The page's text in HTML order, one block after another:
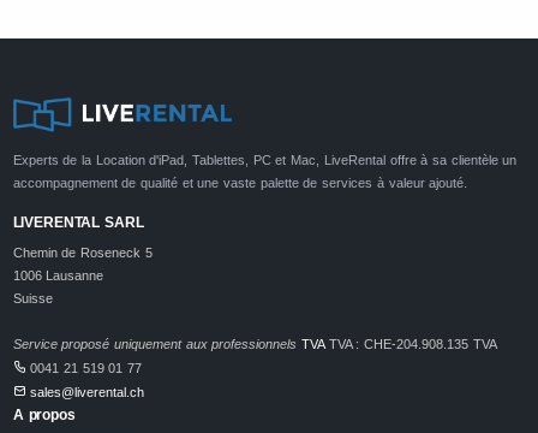
Experts de la Location d'iPad, Tablettes, PC et Mac, LiveRental offre à sa clientèle un
accompagnement de qualité et une vaste palette de services à valeur ajouté.
LIVERENTAL SARL
Chemin de Roseneck 5
1006 Lausanne
Suisse
Service proposé uniquement aux professionnels TVATVA : CHE-204.908.135 TVA
0041 21 519 01 77
sales@liverental.ch
A propos